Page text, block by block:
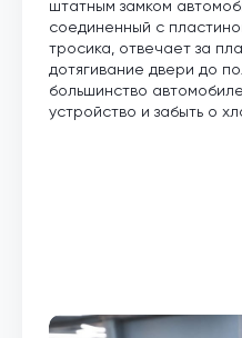
штатным замком
соединенный с
тросика, отвечает за
дотягивание двери до
большинство
устройство и забыть о